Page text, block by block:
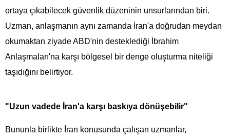
ortaya çıkabilecek güvenlik düzeninin unsurlarından biri.
Uzman, anlaşmanın aynı zamanda İran'a doğrudan meydan
okumaktan ziyade ABD'nin desteklediği İbrahim
Anlaşmaları'na karşı bölgesel bir denge oluşturma niteliği
taşıdığını belirtiyor.
"Uzun vadede İran'a karşı baskıya dönüşebilir"
Bununla birlikte İran konusunda çalışan uzmanlar,